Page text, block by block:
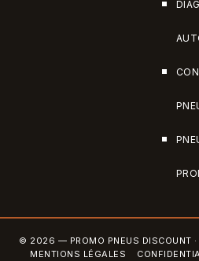
© 2026 — PROMO PNEUS DISCOUNT ·
MENTIONS LÉGALES